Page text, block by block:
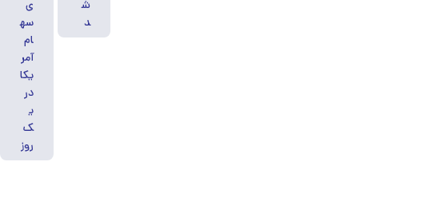
ش
د
ی
سه
ام
آمر
یکا
در
ی
ک
روز